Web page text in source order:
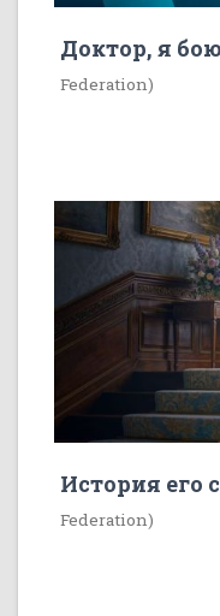
Доктор, я
Federation)
История его
Federation)